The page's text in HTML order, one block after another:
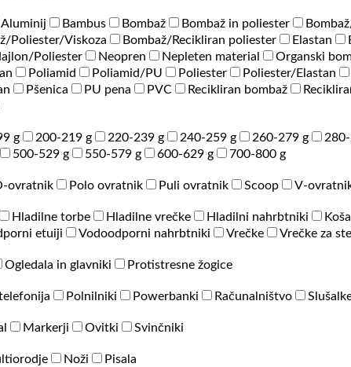
Aluminij Bambus Bombaž Bombaž in poliester
Poliester/Viskoza Bombaž/Recikliran poliester Elastan
Poliester Neopren Nepleten material Organski
Poliamid Poliamid/PU Poliester Poliester/Elastan
Pšenica PU pena PVC Recikliran bombaž
g 200-219 g 220-239 g 240-259 g 260-279 g
500-529 g 550-579 g 600-629 g
700-800 g
ovratnik Polo ovratnik Puli ovratnik Scoop
V-
Hladilne torbe Hladilne vrečke Hladilni nahrbtniki
etuiji Vodoodporni nahrbtniki Vrečke
Vrečke za
Ogledala in glavniki
Protistresne žogice
Polnilniki Powerbanki Računalništvo
Markerji Ovitki
Svinčniki
Noži
Pisala